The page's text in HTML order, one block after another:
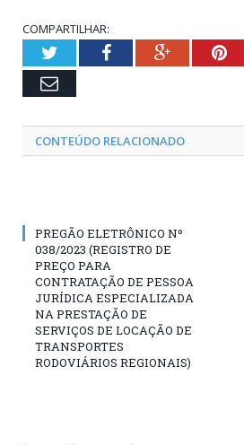
COMPARTILHAR:
TwitterFacebookGoogle+
Email
CONTEÚDO RELACIONADO
PREGÃO ELETRÔNICO Nº
038/2023 (REGISTRO DE
PREÇO PARA
CONTRATAÇÃO DE PESSOA
JURÍDICA ESPECIALIZADA
NA PRESTAÇÃO DE
SERVIÇOS DE LOCAÇÃO DE
TRANSPORTES
RODOVIÁRIOS REGIONAIS)